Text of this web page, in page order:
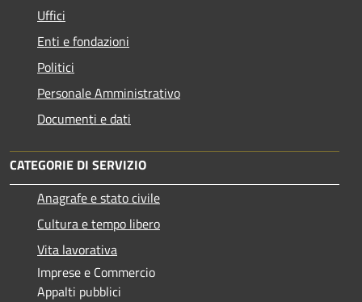
Uffici
Enti e fondazioni
Politici
Personale Amministrativo
Documenti e dati
CATEGORIE DI SERVIZIO
Anagrafe e stato civile
Cultura e tempo libero
Vita lavorativa
Imprese e Commercio
Appalti pubblici